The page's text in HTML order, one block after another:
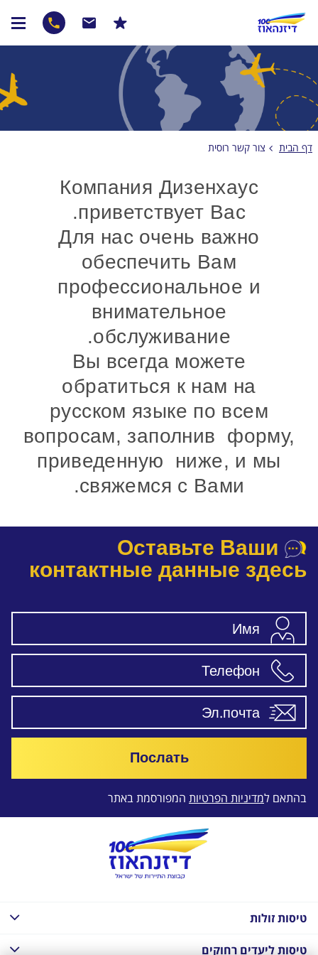
דף הבית צור קשר רוסית
Компания Дизенхаус
приветствует Вас.
Для нас очень важно
обеспечить Вам
профессиональное и
внимательное
обслуживание.
Вы всегда можете
обратиться к нам на
русском языке по всем
вопросам, заполнив форму,
приведенную ниже, и мы
свяжемся с Вами.
Оставьте Ваши
контактные данные здесь
Послать
בהתאם למדיניות הפרטיות המפורסמת באתר
טיסות זולות
טיסות ליעדים רחוקים